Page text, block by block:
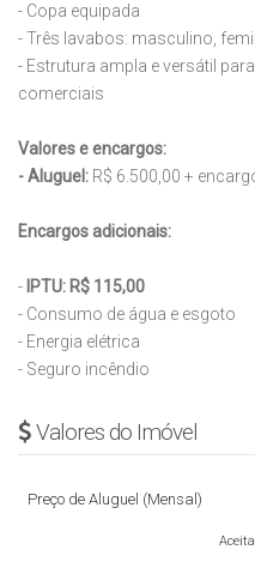
- Copa equipada
- Três lavabos: masculino,
- Estrutura ampla e versátil
comerciais
Valores e encargos:
- Aluguel: R$ 6.500,00 +
Encargos adicionais:
- IPTU: R$ 115,00
- Consumo de água e esgoto
- Energia elétrica
- Seguro incêndio
Valores do Imóvel
Preço de Aluguel (Mensal)